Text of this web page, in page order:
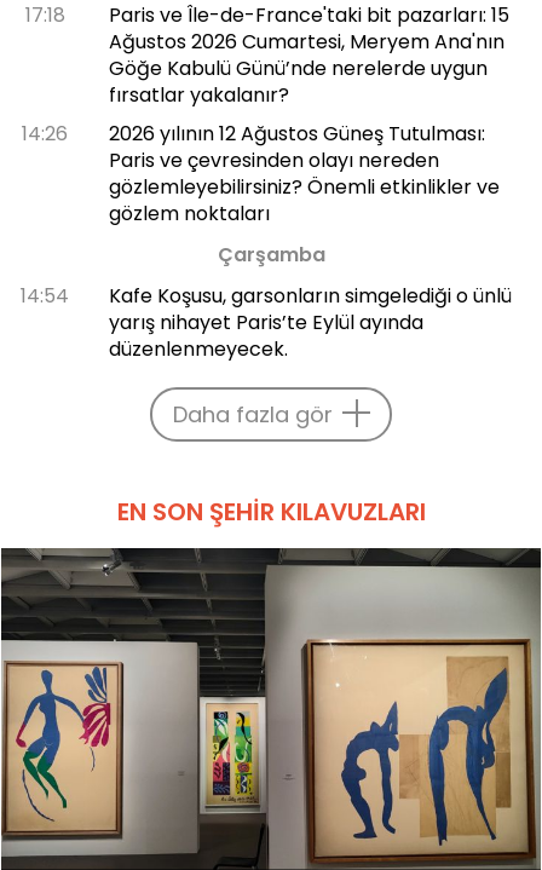
17:18
Paris ve Île-de-France'taki bit pazarları: 15
Ağustos 2026 Cumartesi, Meryem Ana'nın
Göğe Kabulü Günü’nde nerelerde uygun
fırsatlar yakalanır?
14:26
2026 yılının 12 Ağustos Güneş Tutulması:
Paris ve çevresinden olayı nereden
gözlemleyebilirsiniz? Önemli etkinlikler ve
gözlem noktaları
Çarşamba
14:54
Kafe Koşusu, garsonların simgelediği o ünlü
yarış nihayet Paris’te Eylül ayında
düzenlenmeyecek.
Daha fazla gör
EN SON ŞEHIR KILAVUZLARI